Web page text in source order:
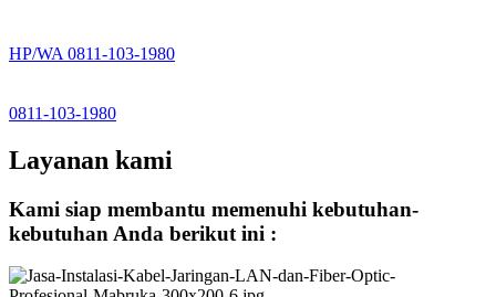
HP/WA 0811-103-1980
0811-103-1980
Layanan kami
Kami siap membantu memenuhi kebutuhan-
kebutuhan Anda berikut ini :